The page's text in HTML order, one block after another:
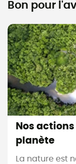
Bon pour
Nos
planète
La nature est